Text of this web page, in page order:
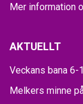
Mer information
AKTUELLT
Veckans bana 6-
Melkers minne